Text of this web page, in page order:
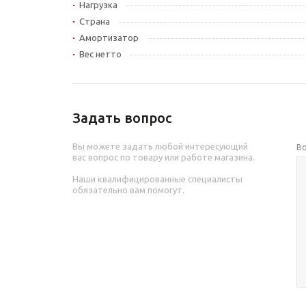
Нагрузка
Страна
Амортизатор
Вес нетто
Задать вопрос
Вы можете задать любой интересующий
вас вопрос по товару или работе магазина.
Наши квалифицированные специалисты
обязательно вам помогут.